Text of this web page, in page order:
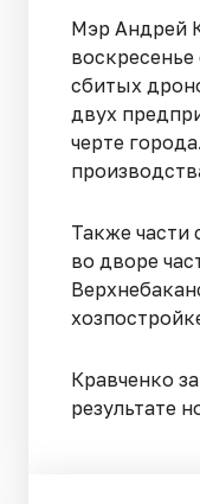
Мэр Андрей
сбитых
двух
черте
Также
во дворе
Кравченко
результате